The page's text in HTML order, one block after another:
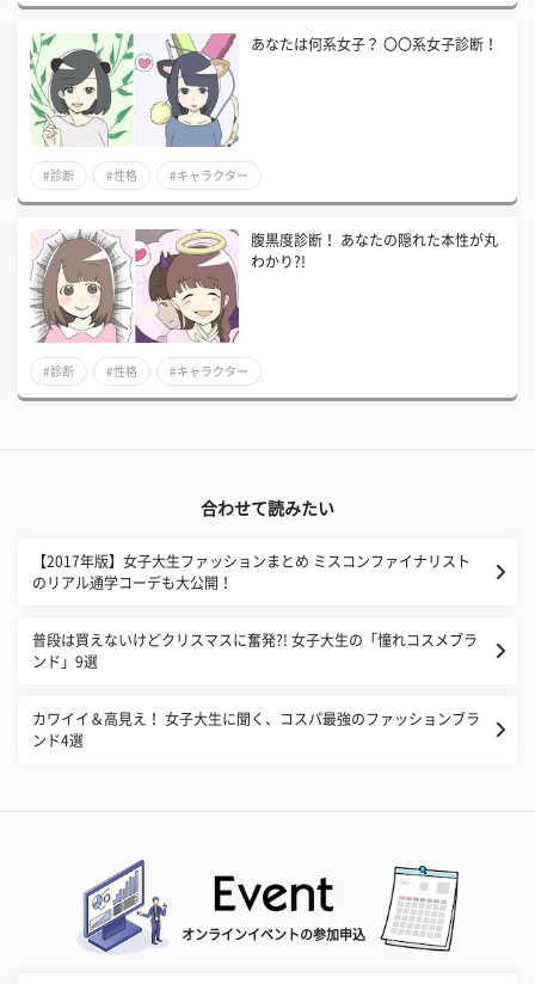
あなたは何系女子？ 〇〇系女子診断！
#診断 #性格 #キャラクター
腹黒度診断！ あなたの隠れた本性が丸
わかり?!
#診断 #性格 #キャラクター
合わせて読みたい
【2017年版】女子大生ファッションまとめ ミスコンファイナリスト
のリアル通学コーデも大公開！
普段は買えないけどクリスマスに奮発?! 女子大生の「憧れコスメブラ
ンド」9選
カワイイ＆高見え！ 女子大生に聞く、コスパ最強のファッションブラ
ンド4選
オンラインイベントの参加申込